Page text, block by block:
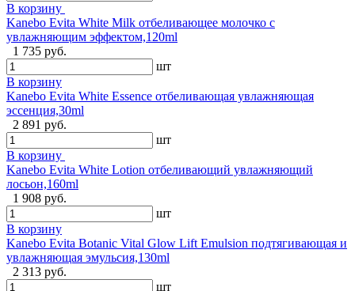
В корзину
Kanebo Evita White Milk отбеливающее молочко с
увлажняющим эффектом,120ml
1 735 руб.
шт
В корзину
Kanebo Evita White Essence отбеливающая увлажняющая
эссенция,30ml
2 891 руб.
шт
В корзину
Kanebo Evita White Lotion отбеливающий увлажняющий
лосьон,160ml
1 908 руб.
шт
В корзину
Kanebo Evita Botanic Vital Glow Lift Emulsion подтягивающая и
увлажняющая эмульсия,130ml
2 313 руб.
шт